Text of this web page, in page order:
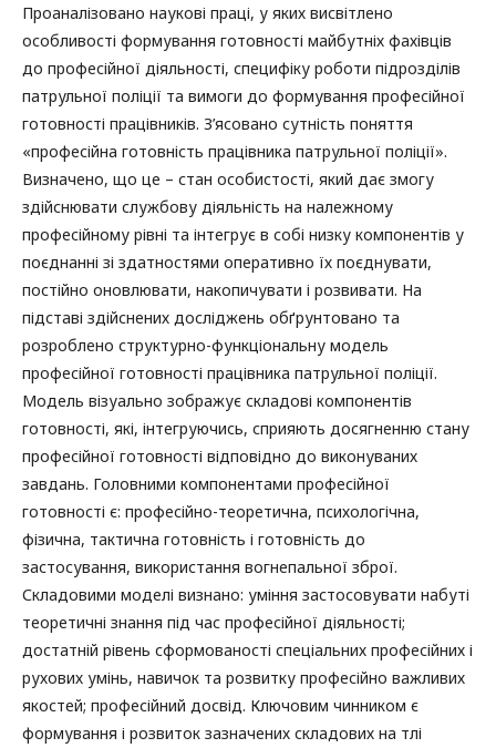
Проаналізовано наукові праці, у яких висвітлено
особливості формування готовності майбутніх фахівців
до професійної діяльності, специфіку роботи підрозділів
патрульної поліції та вимоги до формування професійної
готовності працівників. З’ясовано сутність поняття
«професійна готовність працівника патрульної поліції».
Визначено, що це – стан особистості, який дає змогу
здійснювати службову діяльність на належному
професійному рівні та інтегрує в собі низку компонентів у
поєднанні зі здатностями оперативно їх поєднувати,
постійно оновлювати, накопичувати і розвивати. На
підставі здійснених досліджень обґрунтовано та
розроблено структурно-функціональну модель
професійної готовності працівника патрульної поліції.
Модель візуально зображує складові компонентів
готовності, які, інтегруючись, сприяють досягненню стану
професійної готовності відповідно до виконуваних
завдань. Головними компонентами професійної
готовності є: професійно-теоретична, психологічна,
фізична, тактична готовність і готовність до
застосування, використання вогнепальної зброї.
Складовими моделі визнано: уміння застосовувати набуті
теоретичні знання під час професійної діяльності;
достатній рівень сформованості спеціальних професійних і
рухових умінь, навичок та розвитку професійно важливих
якостей; професійний досвід. Ключовим чинником є
формування і розвиток зазначених складових на тлі